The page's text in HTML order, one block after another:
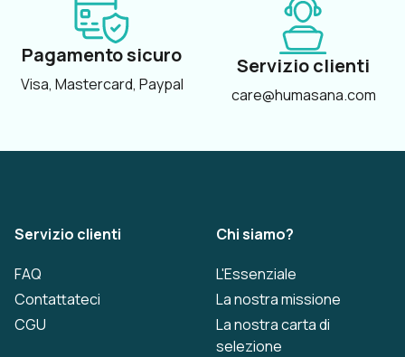
Pagamento sicuro
Visa, Mastercard, Paypal
Servizio clienti
care@humasana.com
Servizio clienti
FAQ
Contattateci
CGU
Chi siamo?
L'Essenziale
La nostra missione
La nostra carta di
selezione